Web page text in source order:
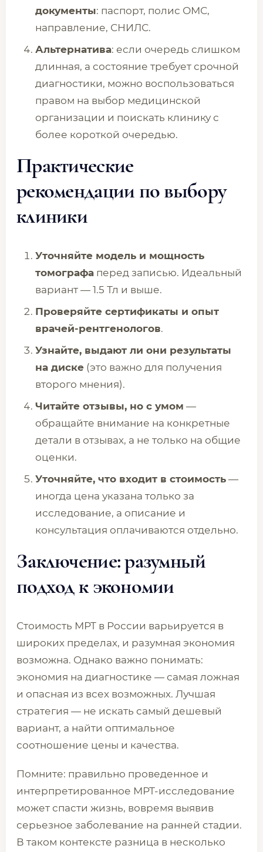
документы: паспорт, полис ОМС,
направление, СНИЛС.
Альтернатива: если очередь слишком
длинная, а состояние требует срочной
диагностики, можно воспользоваться
правом на выбор медицинской
организации и поискать клинику с
более короткой очередью.
Практические
рекомендации по выбору
клиники
Уточняйте модель и мощность
томографа перед записью. Идеальный
вариант — 1.5 Тл и выше.
Проверяйте сертификаты и опыт
врачей-рентгенологов.
Узнайте, выдают ли они результаты
на диске (это важно для получения
второго мнения).
Читайте отзывы, но с умом —
обращайте внимание на конкретные
детали в отзывах, а не только на общие
оценки.
Уточняйте, что входит в стоимость —
иногда цена указана только за
исследование, а описание и
консультация оплачиваются отдельно.
Заключение: разумный
подход к экономии
Стоимость МРТ в России варьируется в
широких пределах, и разумная экономия
возможна. Однако важно понимать:
экономия на диагностике — самая ложная
и опасная из всех возможных. Лучшая
стратегия — не искать самый дешевый
вариант, а найти оптимальное
соотношение цены и качества.
Помните: правильно проведенное и
интерпретированное МРТ-исследование
может спасти жизнь, вовремя выявив
серьезное заболевание на ранней стадии.
В таком контексте разница в несколько